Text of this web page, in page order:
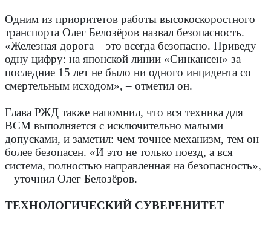
Одним из приоритетов работы высокоскоростного
транспорта Олег Белозёров назвал безопасность.
«Железная дорога – это всегда безопасно. Приведу
одну цифру: на японской линии «Синкансен» за
последние 15 лет не было ни одного инцидента со
смертельным исходом», – отметил он.
Глава РЖД также напомнил, что вся техника для
ВСМ выполняется с исключительно малыми
допусками, и заметил: чем точнее механизм, тем он
более безопасен. «И это не только поезд, а вся
система, полностью направленная на безопасность»,
– уточнил Олег Белозёров.
ТЕХНОЛОГИЧЕСКИЙ СУВЕРЕНИТЕТ